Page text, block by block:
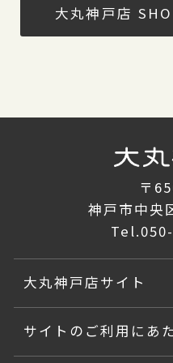
大丸神戸店
〒
神戸市中央
Tel.
大丸神戸店サイト
サイトのご利用にあ